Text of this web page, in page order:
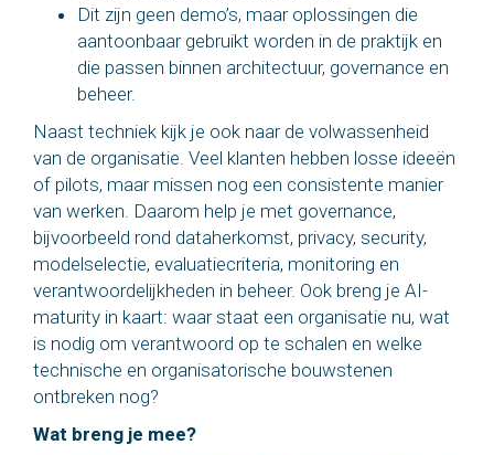
Dit zijn geen demo’s, maar oplossingen die
aantoonbaar gebruikt worden in de praktijk en
die passen binnen architectuur, governance en
beheer.
Naast techniek kijk je ook naar de volwassenheid
van de organisatie. Veel klanten hebben losse ideeën
of pilots, maar missen nog een consistente manier
van werken. Daarom help je met governance,
bijvoorbeeld rond dataherkomst, privacy, security,
modelselectie, evaluatiecriteria, monitoring en
verantwoordelijkheden in beheer. Ook breng je AI-
maturity in kaart: waar staat een organisatie nu, wat
is nodig om verantwoord op te schalen en welke
technische en organisatorische bouwstenen
ontbreken nog?
Wat breng je mee?